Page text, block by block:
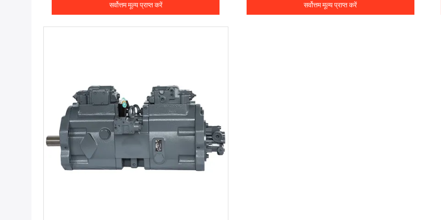
सर्वोत्तम मूल्य प्राप्त करें सर्वोत्तम मूल्य प्राप्त करें